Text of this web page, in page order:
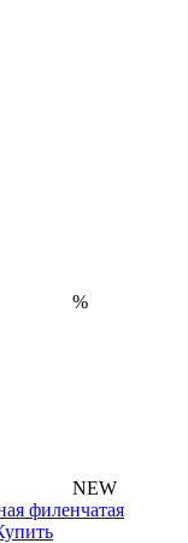
%
NEW
филенчатая